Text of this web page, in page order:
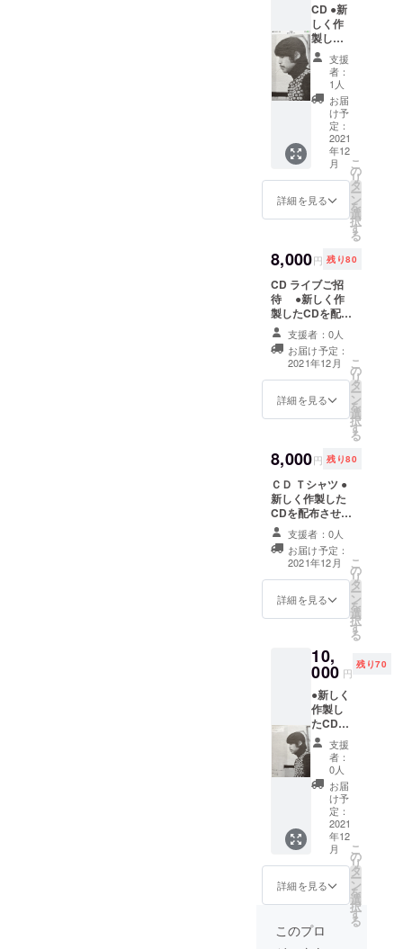
CD ●新
しく作
製した
CDを配
布させ
て頂き
ます。
プロ
ジェク
トが完
成して
レコー
ディン
グが完
了しま
したら
行いま
す。
支援
者：
1人
お届
け予
定：
2021
年12
月
詳細を見る
こ
の
リ
タ
ー
ン
を
選
択
す
る
8,000円 残り80
CD ライブご招
待 ●新しく作
製したCDを配布
させて頂きま
す。 プロジェク
トが完成してレ
コーディングが
完了しましたら
直ちに行いま
て頂きます。 現
時点では開催日
時は未定です。
開催場所は東京
を予定していま
す、会場などの
都合で横浜にな
る可能性もあり
ます。
支援者：0人
お届け予定：
2021年12月
詳細を見る
こ
の
リ
タ
ー
ン
を
選
択
す
る
8,000円 残り80
ＣＤ Ｔシャツ ●
新しく作製した
CDを配布させて
頂きます。 プロ
ジェクトが完成
してレコーディ
ングが完了しま
したら直ちに行
います。 ●オリ
ジナルTシャツを
S、M、 L、XLに
なります。
支援者：0人
お届け予定：
2021年12月
詳細を見る
こ
の
リ
タ
ー
ン
を
選
択
す
る
10,
000 円
残り70
●新しく
作製し
たCDを
配布さ
せて頂
きま
す。 プ
ロジェ
クトが
完成し
てレ
コー
ディン
グが完
了しま
したら
直ちに
行いま
支援
者：
0人
お届
け予
定：
2021
年12
月
詳細を見る
こ
の
リ
タ
ー
ン
を
選
択
す
る
このプロ